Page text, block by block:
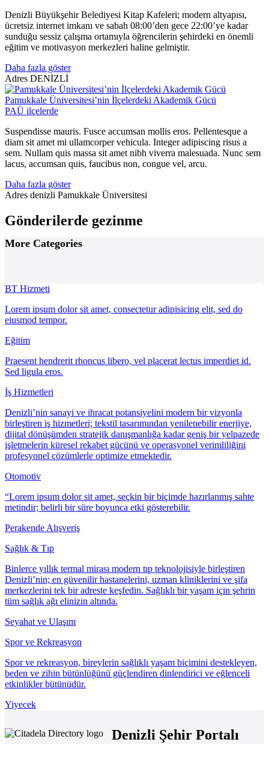
Denizli Büyükşehir Belediyesi Kitap Kafeleri; modern altyapısı,
ücretsiz internet imkanı ve sabah 08:00’den gece 22:00’ye kadar
sunduğu sessiz çalışma ortamıyla öğrencilerin şehirdeki en önemli
eğitim ve motivasyon merkezleri haline gelmiştir.
Daha fazla göster
Adres DENİZLİ
Pamukkale Üniversitesi’nin İlçelerdeki Akademik Gücü
PAÜ ilçelerde
Suspendisse mauris. Fusce accumsan mollis eros. Pellentesque a
diam sit amet mi ullamcorper vehicula. Integer adipiscing risus a
sem. Nullam quis massa sit amet nibh viverra malesuada. Nunc sem
lacus, accumsan quis, faucibus non, congue vel, arcu.
Daha fazla göster
Adres denizli Pamukkale Üniversitesi
Gönderilerde gezinme
More Categories
BT Hizmeti
Lorem ipsum dolor sit amet, consectetur adipisicing elit, sed do
eiusmod tempor.
Eğitim
Praesent hendrerit rhoncus libero, vel placerat lectus imperdiet id.
Sed ligula eros.
İş Hizmetleri
Denizli’nin sanayi ve ihracat potansiyelini modern bir vizyonla
birleştiren iş hizmetleri; tekstil tasarımından yenilenebilir enerjiye,
dijital dönüşümden stratejik danışmanlığa kadar geniş bir yelpazede
işletmelerin küresel rekabet gücünü ve operasyonel verimliliğini
profesyonel çözümlerle optimize etmektedir.
Otomotiv
“Lorem ipsum dolor sit amet, seçkin bir biçimde hazırlanmış sahte
metindir; belirli bir süre boyunca etki gösterebilir.
Perakende Alışveriş
Sağlık & Tıp
Binlerce yıllık termal mirası modern tıp teknolojisiyle birleştiren
Denizli’nin; en güvenilir hastanelerini, uzman kliniklerini ve şifa
merkezlerini tek bir adreste keşfedin. Sağlıklı bir yaşam için şehrin
tüm sağlık ağı elinizin altında.
Seyahat ve Ulaşım
Spor ve Rekreasyon
Spor ve rekreasyon, bireylerin sağlıklı yaşam biçimini destekleyen,
beden ve zihin bütünlüğünü güçlendiren dinlendirici ve eğlenceli
etkinlikler bütünüdür.
Yiyecek
Denizli Şehir Portalı